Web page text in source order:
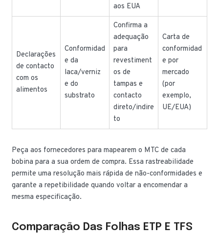
aos EUA
Declarações
de contacto
com os
alimentos
Conformidad
e da
laca/verniz
e do
substrato
Confirma a
adequação
para
revestiment
os de
tampas e
contacto
direto/indire
to
Carta de
conformidad
e por
mercado
(por
exemplo,
UE/EUA)
Peça aos fornecedores para mapearem o MTC de cada
bobina para a sua ordem de compra. Essa rastreabilidade
permite uma resolução mais rápida de não-conformidades e
garante a repetibilidade quando voltar a encomendar a
mesma especificação.
Comparação Das Folhas ETP E TFS